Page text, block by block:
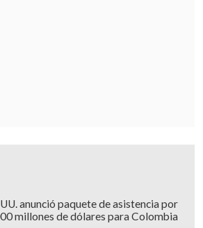
anunció paquete de asistencia por
millones de dólares para Colombia